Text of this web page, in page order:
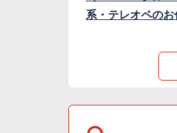
系・テレオペのお